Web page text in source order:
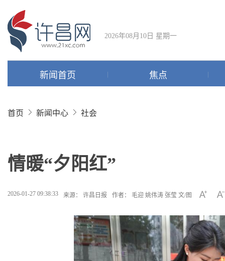
2026年08月10日 星期一
新闻首页 焦点
首页 新闻中心 社会
情暖“夕阳红”
2026-01-27 09:38:33 来源： 许昌日报 作者： 毛迎 姚伟涛 张莹 文/图